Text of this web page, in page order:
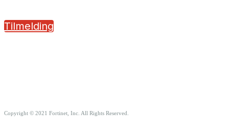
Tilmelding
Copyright © 2021 Fortinet, Inc. All Rights Reserved.